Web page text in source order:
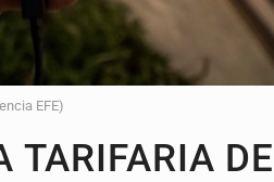
EFE)